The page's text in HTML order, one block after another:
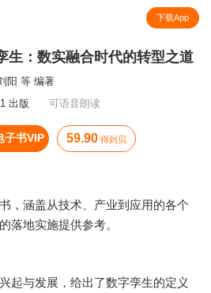
下载App
生：数实融合时代的转型之道
阳 等 编著
出版
可语音朗读
子书VIP 59.90 得到贝
，涵盖从技术、产业到应用的各个
落地实施提供参考。
起与发展，给出了数字孪生的定义